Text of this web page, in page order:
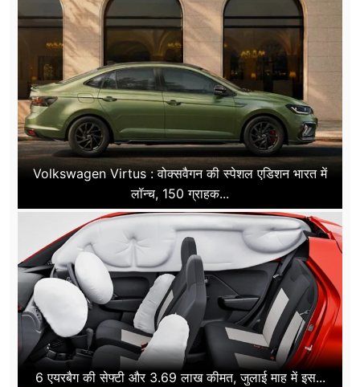
Volkswagen Virtus : वोक्सवैगन की स्पेशल एडिशन भारत में
लॉन्च, 150 ग्राहक...
6 एयरबैग की सेफ्टी और 3.69 लाख कीमत, जुलाई माह में इस...